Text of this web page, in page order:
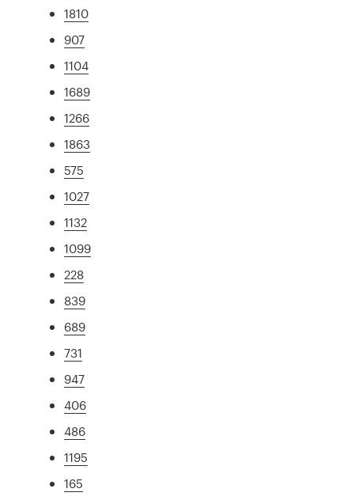
1810
907
1104
1689
1266
1863
575
1027
1132
1099
228
839
689
731
947
406
486
1195
165